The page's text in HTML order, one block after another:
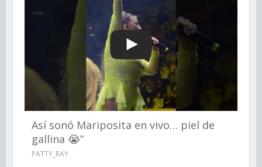
Así sonó Mariposita en vivo… piel de
gallina 😭”
PATTY_RAY